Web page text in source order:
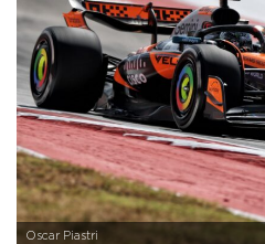
Oscar Piastri